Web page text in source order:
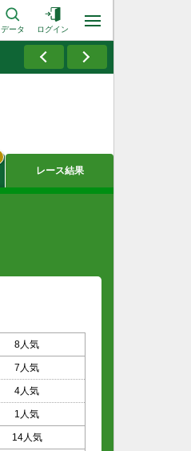
データ ログイン
レース結果
8人気
7人気
4人気
1人気
14人気